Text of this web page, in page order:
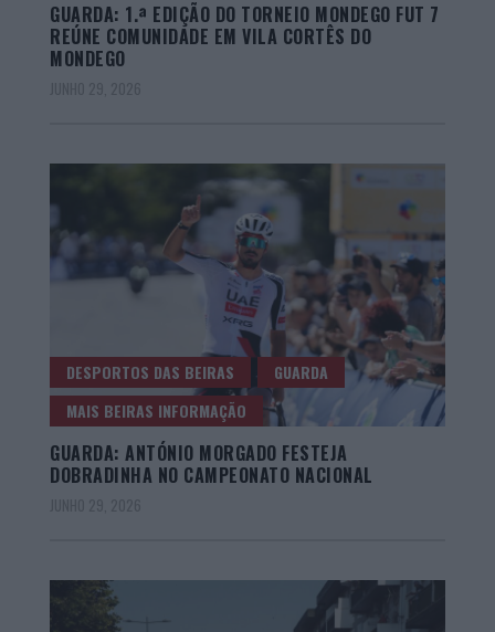
GUARDA: 1.ª EDIÇÃO DO TORNEIO MONDEGO FUT 7
REÚNE COMUNIDADE EM VILA CORTÊS DO
MONDEGO
DESPORTOS DAS BEIRAS
GUARDA
MAIS BEIRAS INFORMAÇÃO
GUARDA: ANTÓNIO MORGADO FESTEJA
DOBRADINHA NO CAMPEONATO NACIONAL